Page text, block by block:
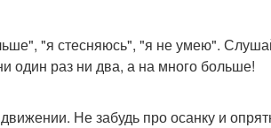
"я стесняюсь", "я не умею".
один раз ни два, а на много больше!
Не забудь про осанку и